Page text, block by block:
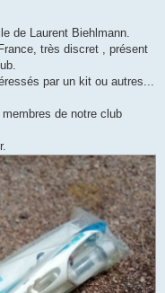
de Laurent Biehlmann.
très discret , présent
par un kit ou autres...
de notre club